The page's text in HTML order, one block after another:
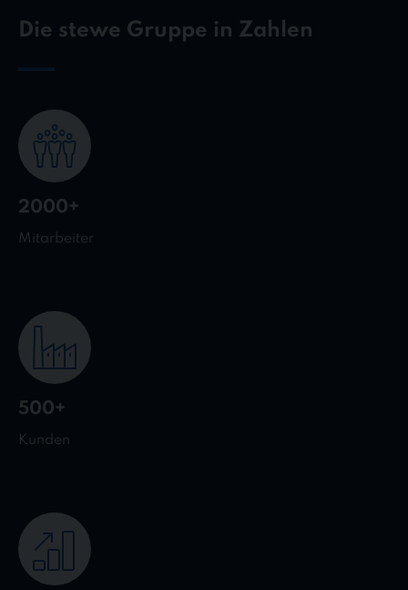
Die stewe Gruppe in Zahlen
2000+
Mitarbeiter
500+
Kunden